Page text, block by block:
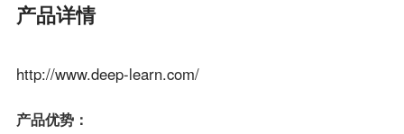
产品详情
http://www.deep-learn.com/
产品优势：